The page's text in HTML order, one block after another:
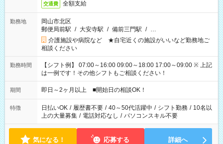
交通費 全額支給
勤務地
岡山市北区
郵便局前駅 / 大安寺駅 / 備前三門駅 / …
介護施設や病院など ★自宅近くの施設がいいなど勤務地ご
相談ください
勤務時間
【シフト例】 07:00～16:00 09:00～18:00 17:00～09:00 ※ 上記
は一例です！その他シフトもご相談ください！
期間 即日～2ヶ月以上 ■開始日の相談OK！
特徴 日払いOK / 履歴書不要 / 40～50代活躍中 / シフト勤務 / 10名以
上の大量募集 / 電話対応なし / パソコンスキル不要
気になる！ 応募する 詳細へ